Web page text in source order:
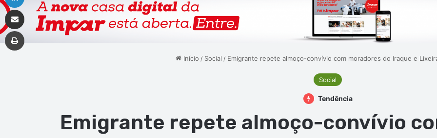
Início / Social / Emigrante repete almoço-convívio com moradores do Iraque e
Social
Tendência
Emigrante repete almoço-convívio
Imprimir